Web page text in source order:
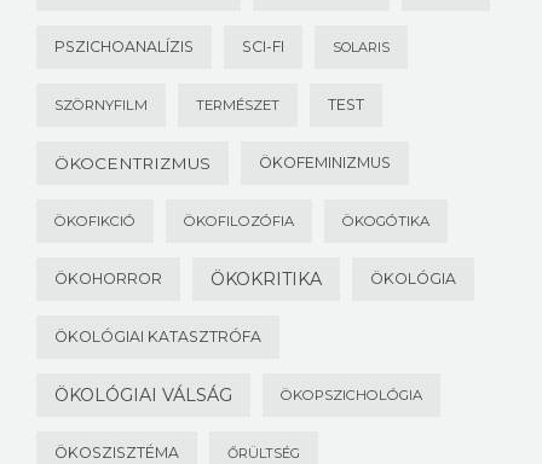
PSZICHOANALÍZIS SCI-FI SOLARIS
SZÖRNYFILM TERMÉSZET TEST
ÖKOCENTRIZMUS ÖKOFEMINIZMUS
ÖKOFIKCIÓ ÖKOFILOZÓFIA ÖKOGÓTIKA
ÖKOHORROR ÖKOKRITIKA ÖKOLÓGIA
ÖKOLÓGIAI KATASZTRÓFA
ÖKOLÓGIAI VÁLSÁG ÖKOPSZICHOLÓGIA
ÖKOSZISZTÉMA ŐRÜLTSÉG